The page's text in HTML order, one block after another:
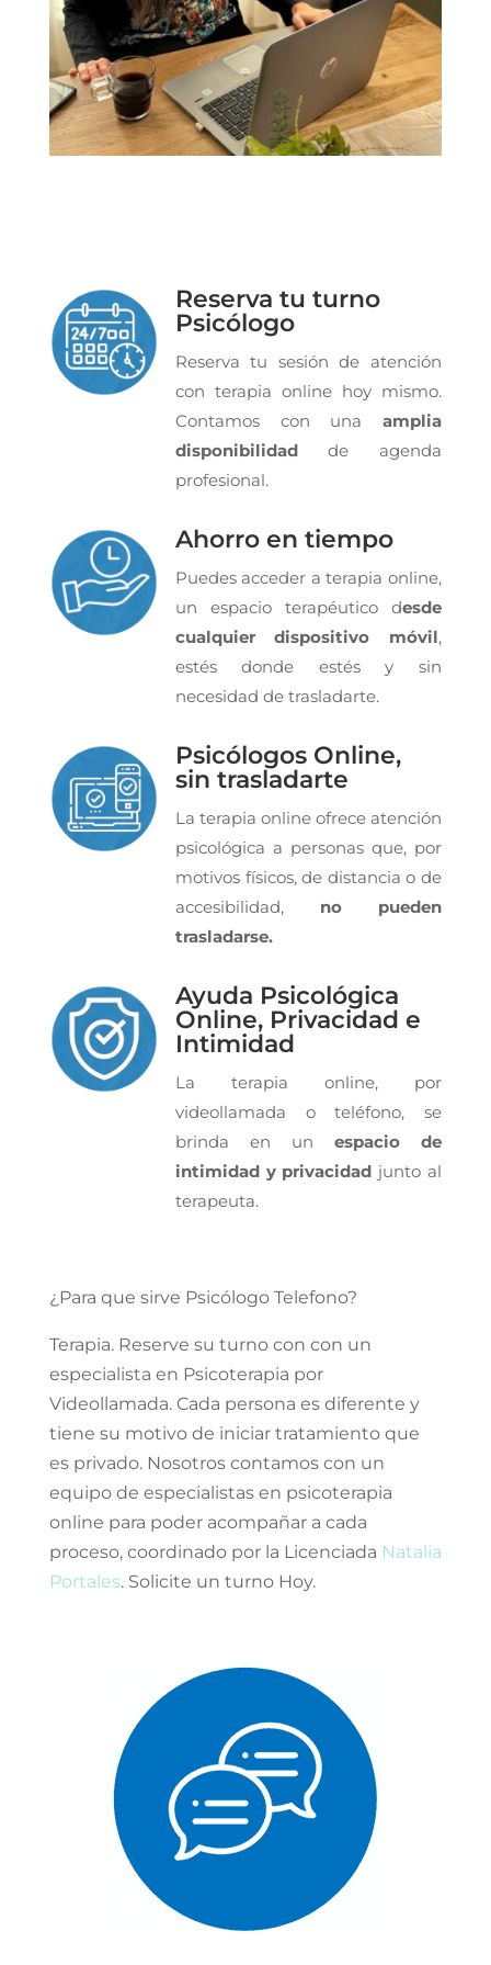
Reserva tu turno
Psicólogo
Reserva tu sesión de atención
con terapia online hoy mismo.
Contamos con una amplia
disponibilidadde agenda
profesional.
Ahorro en tiempo
Puedes acceder a terapia online,
un espacio terapéutico desde
cualquier dispositivo móvil,
estés donde estés y sin
necesidad de trasladarte.
Psicólogos Online,
sin trasladarte
La terapia online ofrece atención
psicológica a personas que, por
motivos físicos, de distancia o de
accesibilidad, no pueden
trasladarse.
Ayuda Psicológica
Online, Privacidad e
Intimidad
La terapia online, por
videollamada o teléfono, se
brinda en un espacio de
intimidad y privacidad junto al
terapeuta.
¿Para que sirve Psicólogo Telefono?
Terapia. Reserve su turno con con un
especialista en Psicoterapia por
Videollamada. Cada persona es diferente y
tiene su motivo de iniciar tratamiento que
es privado. Nosotros contamos con un
equipo de especialistas en psicoterapia
online para poder acompañar a cada
proceso, coordinado por la Licenciada Natalia
Portales. Solicite un turno Hoy.